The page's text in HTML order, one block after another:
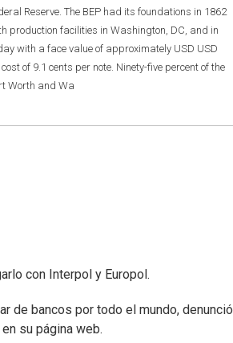
Reserve. The BEP had its foundations in 1862
production facilities in Washington, DC, and in
with a face value of approximately USD USD
of 9.1 cents per note. Ninety-five percent of the
Worth and Wa
con Interpol y Europol.
de bancos por todo el mundo, denunció
su página web.